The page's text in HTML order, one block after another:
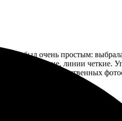
был очень простым:
цвета яркие, линии четкие.
мечтает о качественных